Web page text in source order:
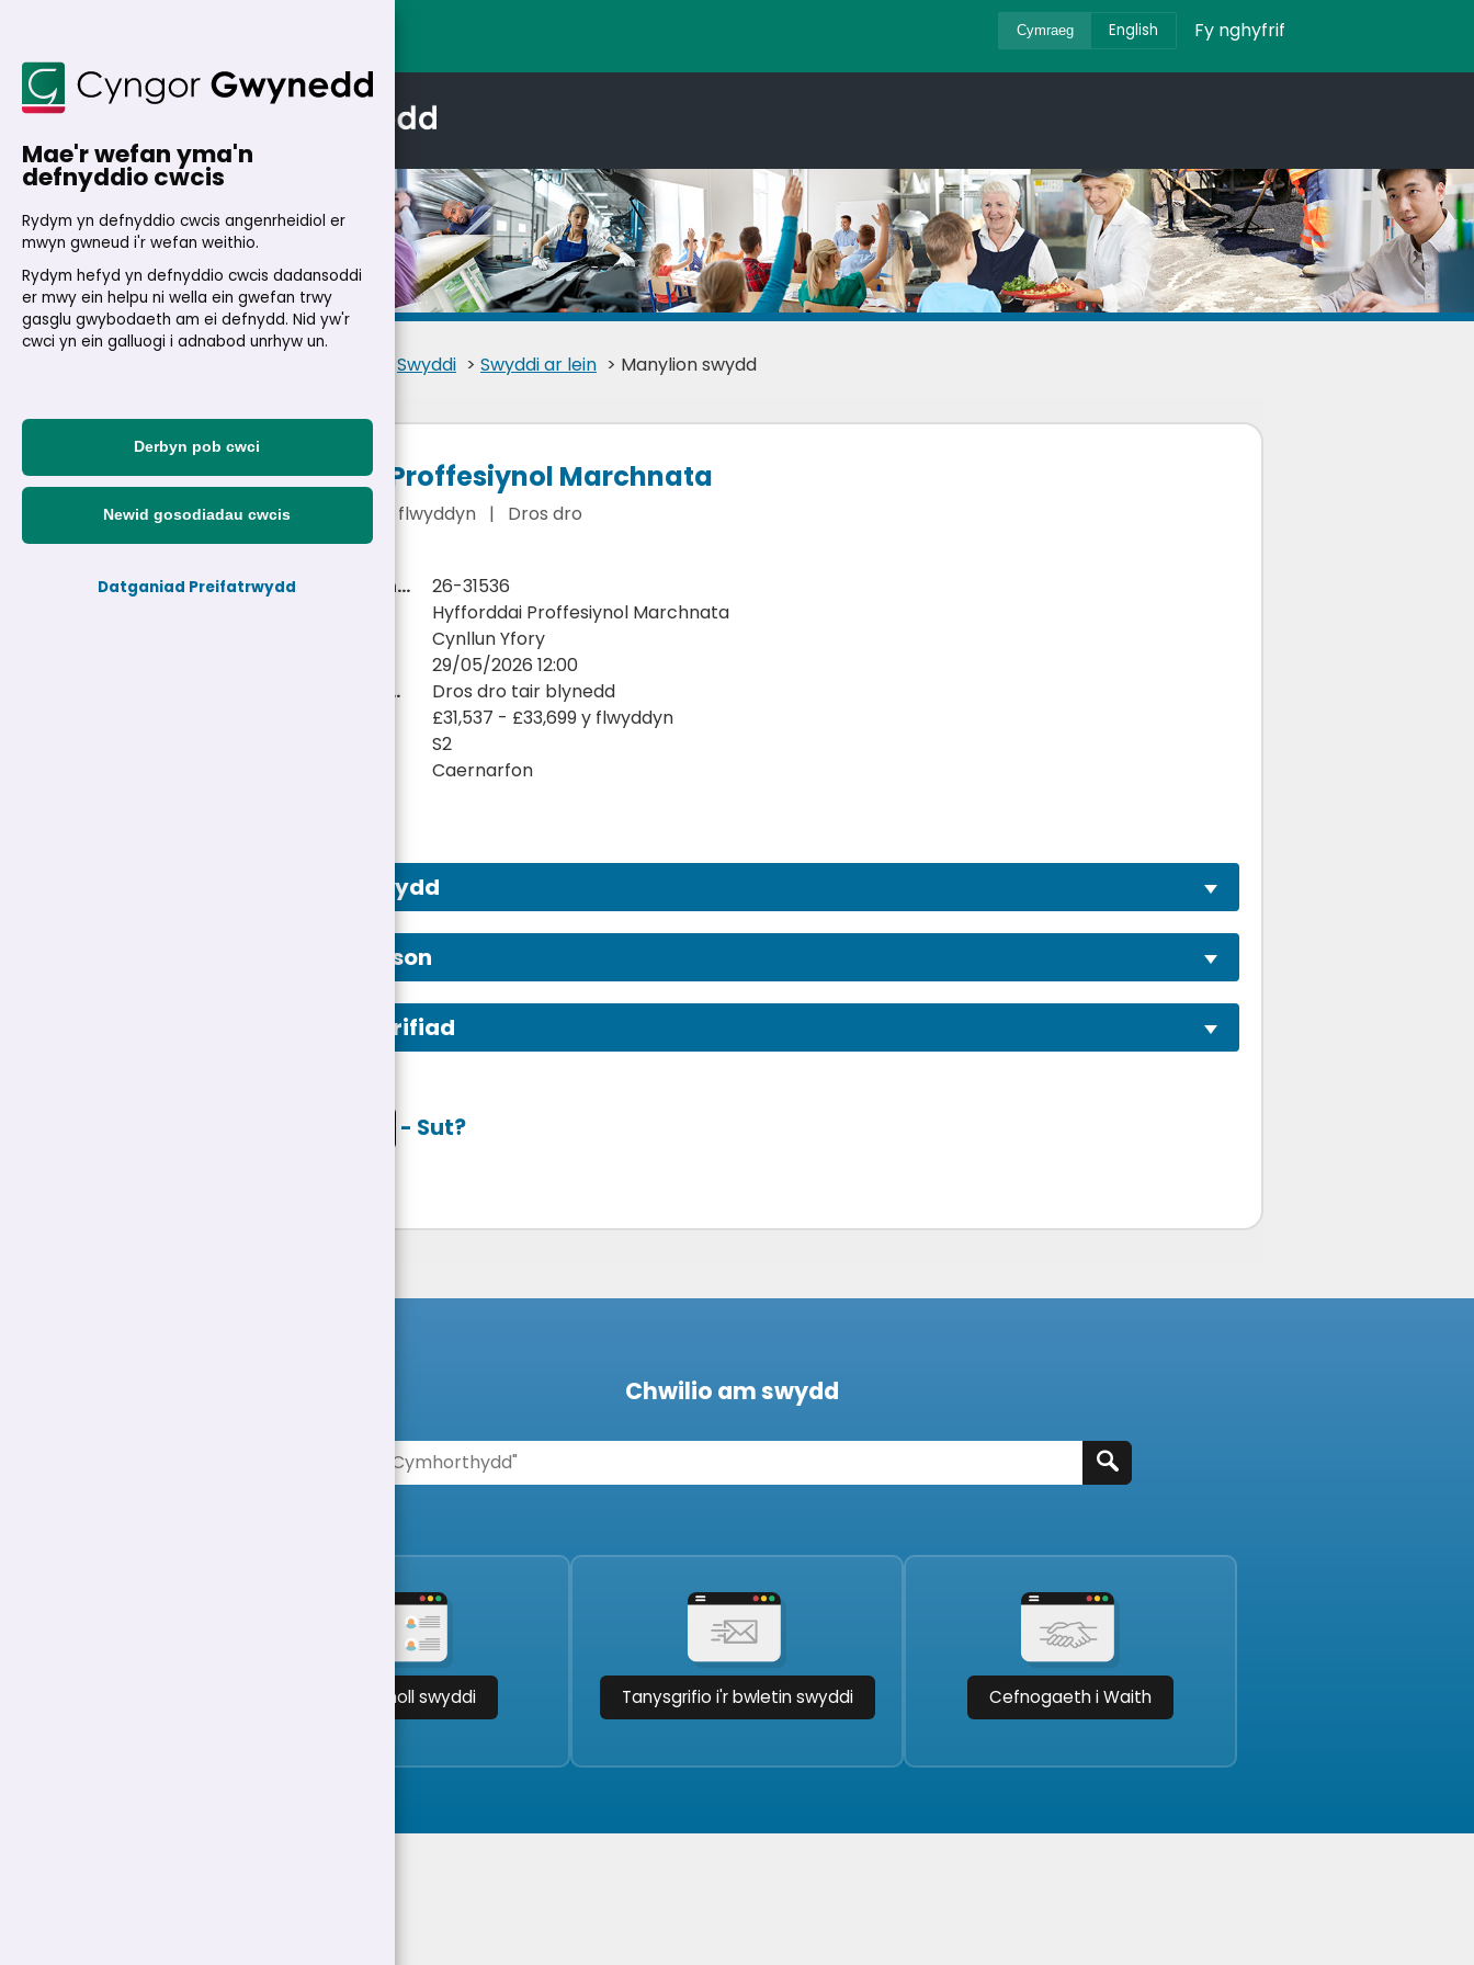
Cymraeg English Fy nghyfrif
Manylion
Swyddi > Swyddi ar lein > Manylion swydd
Hyfforddai Proffesiynol Marchnata
£31,537 - £33,699 y flwyddyn | Dros dro
Cyfeirnod personel:
26-31536
Hyfforddai Proffesiynol Marchnata
Cynllun Yfory
29/05/2026 12:00
Math Swydd/Oriau:
Dros dro tair blynedd
£31,537 - £33,699 y flwyddyn
S2
Caernarfon
Hysbyseb Swydd
Manylion Person
Swydd Ddisgrifiad
- Sut?
Chwilio am swydd
Gweld holl swyddi Tanysgrifio i'r bwletin swyddi Cefnogaeth i Waith
Mae'r wefan yma'n
defnyddio cwcis
Rydym yn defnyddio cwcis angenrheidiol er
mwyn gwneud i'r wefan weithio.
Rydym hefyd yn defnyddio cwcis dadansoddi
er mwy ein helpu ni wella ein gwefan trwy
gasglu gwybodaeth am ei defnydd. Nid yw'r
cwci yn ein galluogi i adnabod unrhyw un.
Derbyn pob cwci
Newid gosodiadau cwcis
Datganiad Preifatrwydd